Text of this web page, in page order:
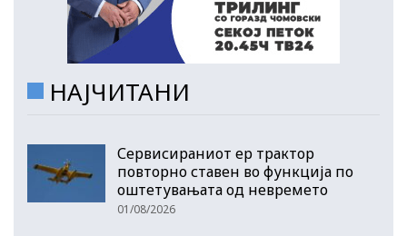
НАЈЧИТАНИ
Сервисираниот ер трактор
повторно ставен во функција по
оштетувањата од невремето
01/08/2026